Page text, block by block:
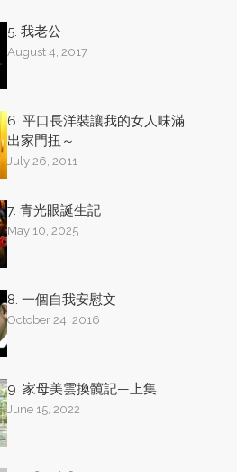
5. 我老公
August 4, 2017
6. 平口長洋裝讓我的女人味滿
出家門扭～
July 26, 2011
7. 青光眼誕生記
May 10, 2025
8. 一個自我安慰文
October 24, 2016
9. 家母美雲換髖記—上集
June 15, 2022